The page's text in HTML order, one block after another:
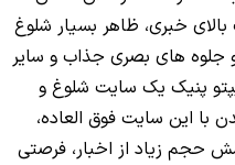
خبری، ظاهر بسیار شلوغ
و جلوه های بصری جذاب و سایر
پنیک یک سایت شلوغ و
با این سایت فوق العاده،
حجم زیاد از اخبار، فرصتی